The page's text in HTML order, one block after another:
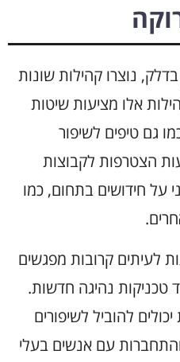
נוצרו קהילות שונות
אלו מציעות שיטות
גם טיפים לשיפור
הצטרפות לקבוצות
על חידושים בתחום, כמו
לעיתים קרובות מפגשים
טכניקות נהיגה חדשות.
להוביל לשיפורים
עם אנשים בעלי